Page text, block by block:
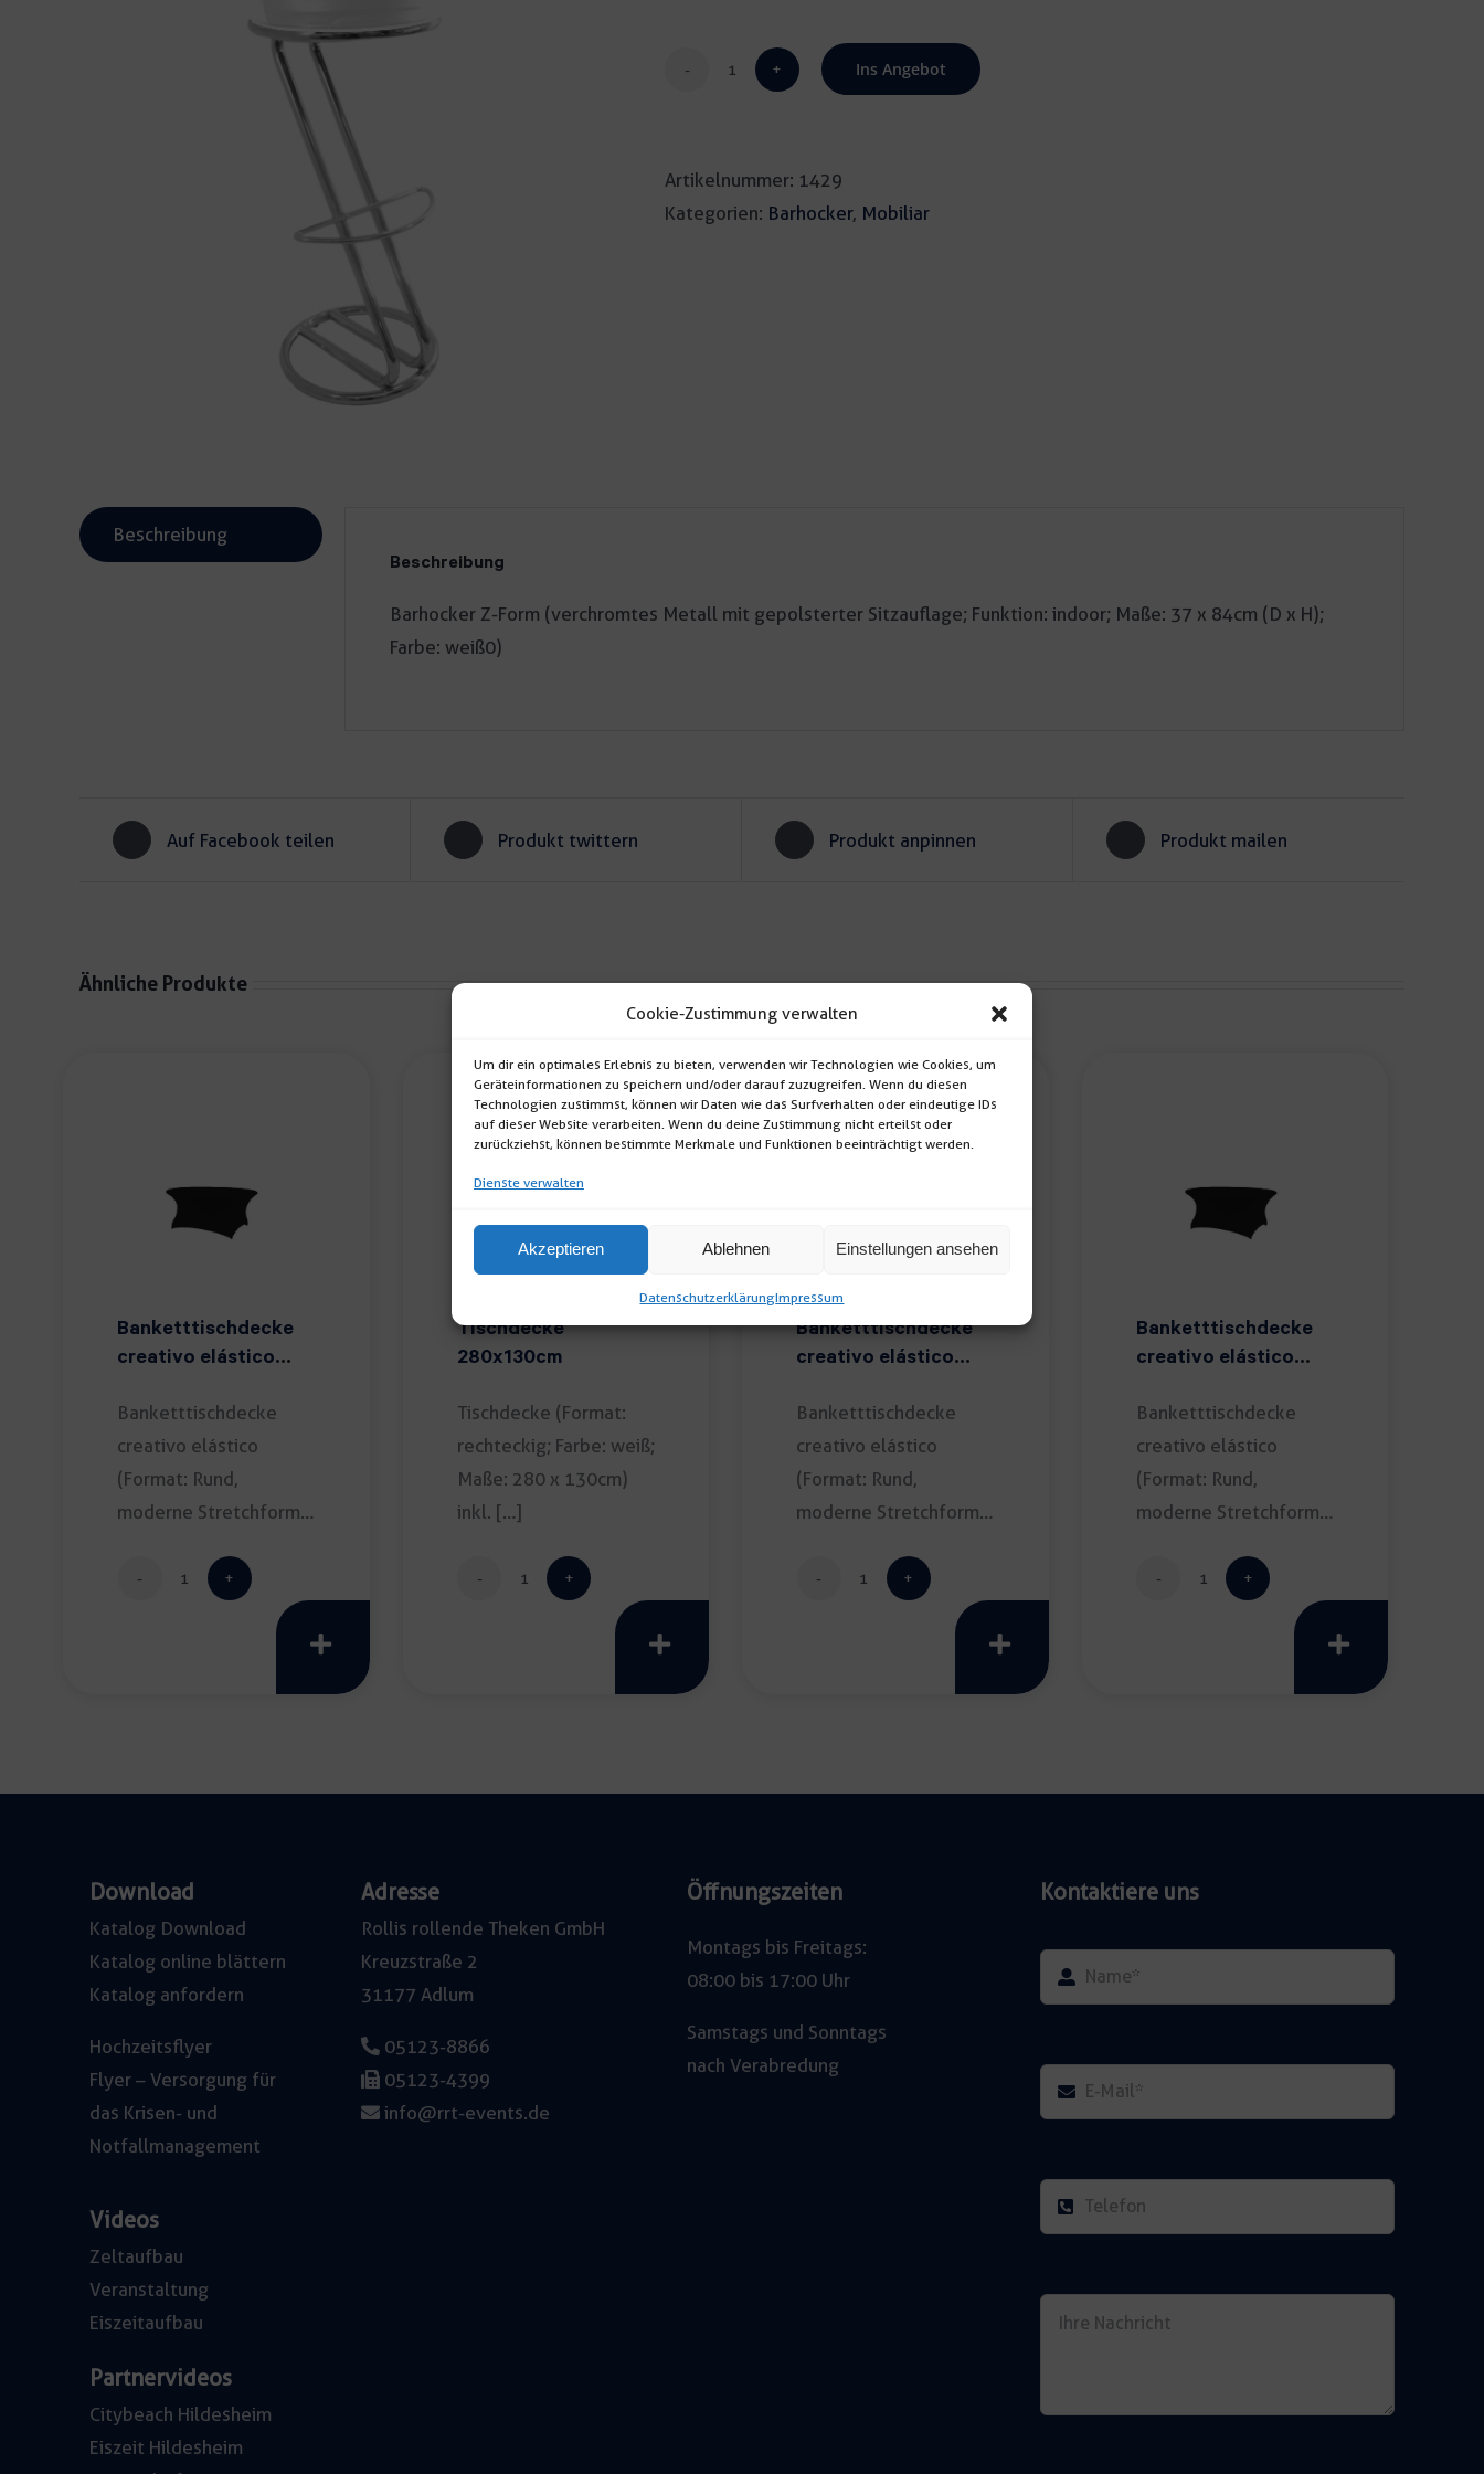
Cookie-Zustimmung verwalten
Um dir ein optimales Erlebnis zu bieten, verwenden wir Technologien wie Cookies, um
Geräteinformationen zu speichern und/oder darauf zuzugreifen. Wenn du diesen
Technologien zustimmst, können wir Daten wie das Surfverhalten oder eindeutige IDs
auf dieser Website verarbeiten. Wenn du deine Zustimmung nicht erteilst oder
zurückziehst, können bestimmte Merkmale und Funktionen beeinträchtigt werden.
Dienste verwalten
Akzeptieren Ablehnen Einstellungen ansehen
DatenschutzerklärungImpressum
Barhocker
weiß
Menge
Ins Angebot
Artikelnummer: 1429
Kategorien: Barhocker, Mobiliar
Beschreibung
Beschreibung
Barhocker Z-Form (verchromtes Metall mit gepolsterter Sitzauflage; Funktion: indoor; Maße: 37 x 84cm (D x H);
Farbe: weiß0)
Auf Facebook teilen Produkt twittern Produkt anpinnen Produkt mailen
Ähnliche Produkte
Banketttischdecke
creativo elástico
Banketttischdecke
creativo elástico
(Format: Rund,
moderne Stretchform;
Farbe: […]
Banketttischdecke
Tischdecke
280x130cm
Tischdecke (Format:
rechteckig; Farbe: weiß;
Maße: 280 x 130cm)
inkl. […]
Tischdecke
280x130cm
Banketttischdecke
creativo elástico
Banketttischdecke
creativo elástico
(Format: Rund,
moderne Stretchform;
Farbe: […]
Banketttischdecke
Banketttischdecke
creativo elástico
Banketttischdecke
creativo elástico
(Format: Rund,
moderne Stretchform;
Farbe: […]
Banketttischdecke
Download
Katalog Download
Katalog online blättern
Katalog anfordern
Hochzeitsflyer
Flyer – Versorgung für
das Krisen- und
Notfallmanagement
Videos
Zeltaufbau
Veranstaltung
Eiszeitaufbau
Partnervideos
Citybeach Hildesheim
Eiszeit Hildesheim
Adresse
Rollis rollende Theken GmbH
Kreuzstraße 2
31177 Adlum
05123-8866
05123-4399
info@rrt-events.de
Öffnungszeiten
Montags bis Freitags:
08:00 bis 17:00 Uhr
Samstags und Sonntags
nach Verabredung
Kontaktiere uns